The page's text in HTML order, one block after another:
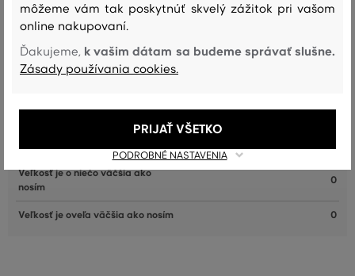
AKO SEDELA VYBRANÁ VEĽKOSŤ NAŠIM ZÁKAZNÍKOM
Veľkosť je oveľa menšia ako nosím
Veľkosť zodpovedá veľkosti, ktorú
Veľkosť je o niečo väčšia ako
nosím
0
Veľkosť je oveľa väčšia ako nosím 0
môžeme vám tak poskytnúť skvelý zážitok pri vašom
online nakupovaní.
Ďakujeme, k vašim dátam sa budeme správať slušne.
Zásady používania cookies.
PODROBNÉ NASTAVENIA
PRIJAŤ VŠETKO